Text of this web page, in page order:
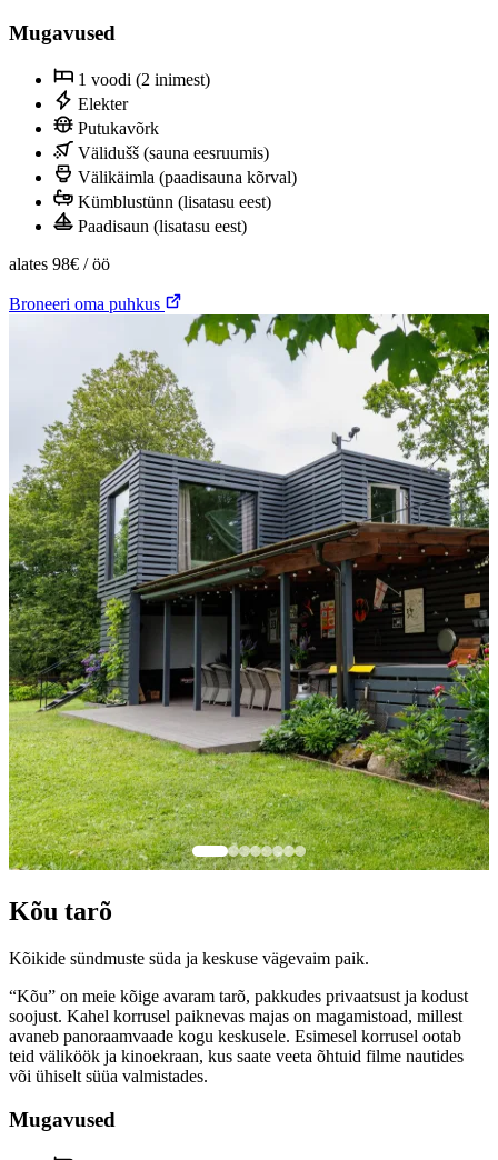
Mugavused
1 voodi (2 inimest)
Elekter
Putukavõrk
Välidušš (sauna eesruumis)
Välikäimla (paadisauna kõrval)
Kümblustünn (lisatasu eest)
Paadisaun (lisatasu eest)
alates 98€ / öö
Broneeri oma puhkus
Kõu tarõ
Kõikide sündmuste süda ja keskuse vägevaim paik.
“Kõu” on meie kõige avaram tarõ, pakkudes privaatsust ja kodust
soojust. Kahel korrusel paiknevas majas on magamistoad, millest
avaneb panoraamvaade kogu keskusele. Esimesel korrusel ootab
teid väliköök ja kinoekraan, kus saate veeta õhtuid filme nautides
või ühiselt süüa valmistades.
Mugavused